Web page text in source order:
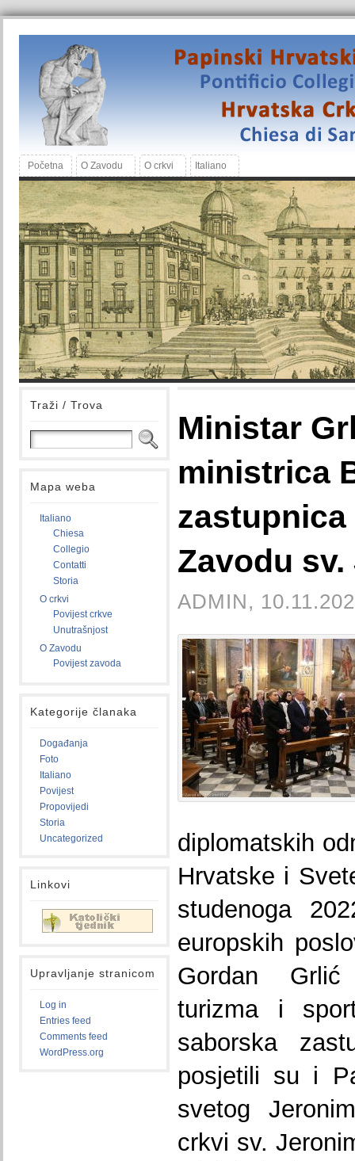
Početna O Zavodu O crkvi Italiano
Traži / Trova
Mapa weba
Italiano
Chiesa
Collegio
Contatti
Storia
O crkvi
Povijest crkve
Unutrašnjost
O Zavodu
Povijest zavoda
Kategorije članaka
Događanja
Foto
Italiano
Povijest
Propovijedi
Storia
Uncategorized
Linkovi
Upravljanje stranicom
Log in
Entries feed
Comments feed
WordPress.org
Ministar
ministrica
Zavodu
ADMIN,
diplomatskih
Hrvatske i
studenoga
europskih
Gordan Grlić
turizma i
saborska
posjetili su i
svetog
crkvi sv.